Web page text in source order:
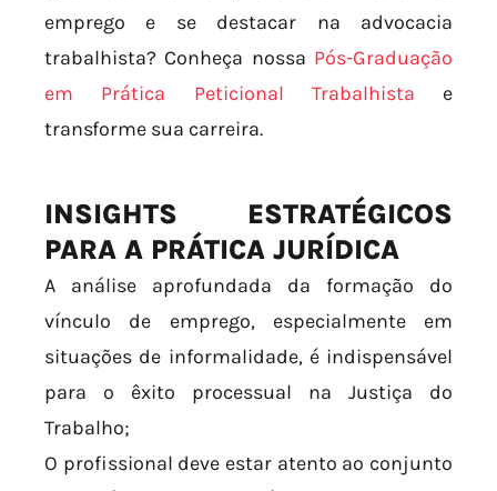
emprego e se destacar na advocacia
trabalhista? Conheça nossa Pós-Graduação
em Prática Peticional Trabalhista e
transforme sua carreira.
INSIGHTS ESTRATÉGICOS
PARA A PRÁTICA JURÍDICA
A análise aprofundada da formação do
vínculo de emprego, especialmente em
situações de informalidade, é indispensável
para o êxito processual na Justiça do
Trabalho;
O profissional deve estar atento ao conjunto